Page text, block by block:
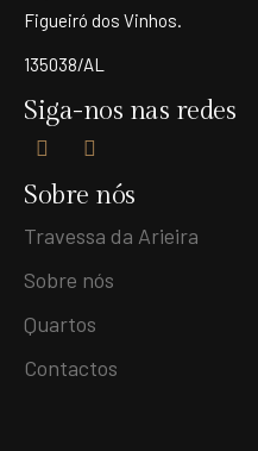
Figueiró dos Vinhos.
135038/AL
Siga-nos nas redes
Sobre nós
Travessa da Arieira
Sobre nós
Quartos
Contactos